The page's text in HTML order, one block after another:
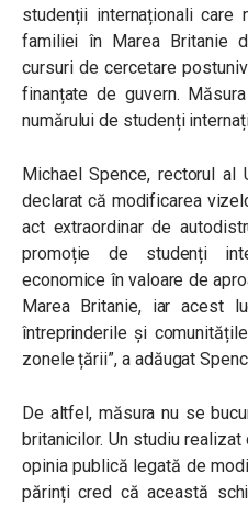
studenții internaționali
familiei în Marea Britanie
cursuri de cercetare
finanțate de guvern.
numărului de studenți
Michael Spence, rectorul al
declarat că modificarea
act extraordinar de
promoție de studenți
economice în valoare de
Marea Britanie, iar acest
întreprinderile și
zonele țării”, a adăugat
De altfel, măsura nu se
britanicilor. Un studiu
opinia publică legată de
părinți cred că această